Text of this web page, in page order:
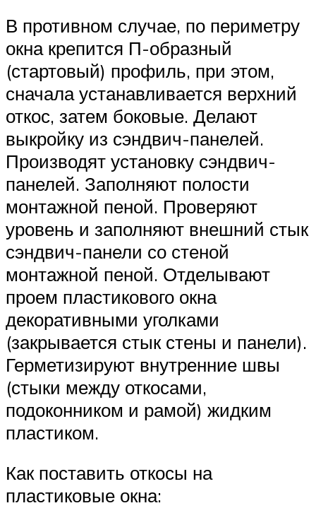
В противном случае, по периметру
окна крепится П-образный
(стартовый) профиль, при этом,
сначала устанавливается верхний
откос, затем боковые. Делают
выкройку из сэндвич-панелей.
Производят установку сэндвич-
панелей. Заполняют полости
монтажной пеной. Проверяют
уровень и заполняют внешний стык
сэндвич-панели со стеной
монтажной пеной. Отделывают
проем пластикового окна
декоративными уголками
(закрывается стык стены и панели).
Герметизируют внутренние швы
(стыки между откосами,
подоконником и рамой) жидким
пластиком.
Как поставить откосы на
пластиковые окна: